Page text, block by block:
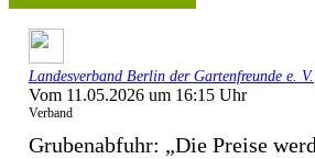
Landesverband Berlin der Gartenfreunde e. V.
Vom 11.05.2026 um 16:15 Uhr
Verband
Grubenabfuhr: „Die Preise